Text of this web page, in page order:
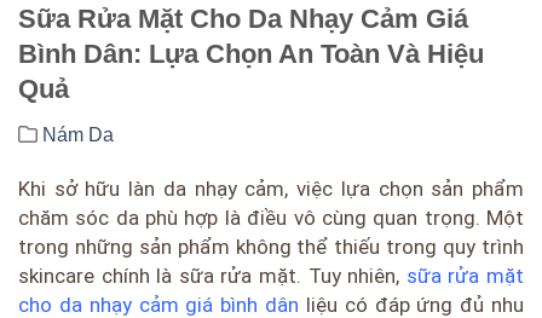
Sữa Rửa Mặt Cho Da Nhạy Cảm Giá
Bình Dân: Lựa Chọn An Toàn Và Hiệu
Quả
Nám Da
Khi sở hữu làn da nhạy cảm, việc lựa chọn sản phẩm
chăm sóc da phù hợp là điều vô cùng quan trọng. Một
trong những sản phẩm không thể thiếu trong quy trình
skincare chính là sữa rửa mặt. Tuy nhiên, sữa rửa mặt
cho da nhạy cảm giá bình dân liệu có đáp ứng đủ nhu